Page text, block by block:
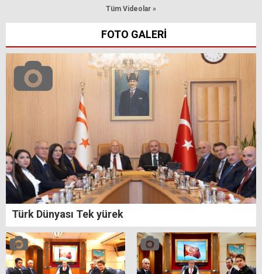
Tüm Videolar »
FOTO GALERİ
Türk Dünyası Tek yürek